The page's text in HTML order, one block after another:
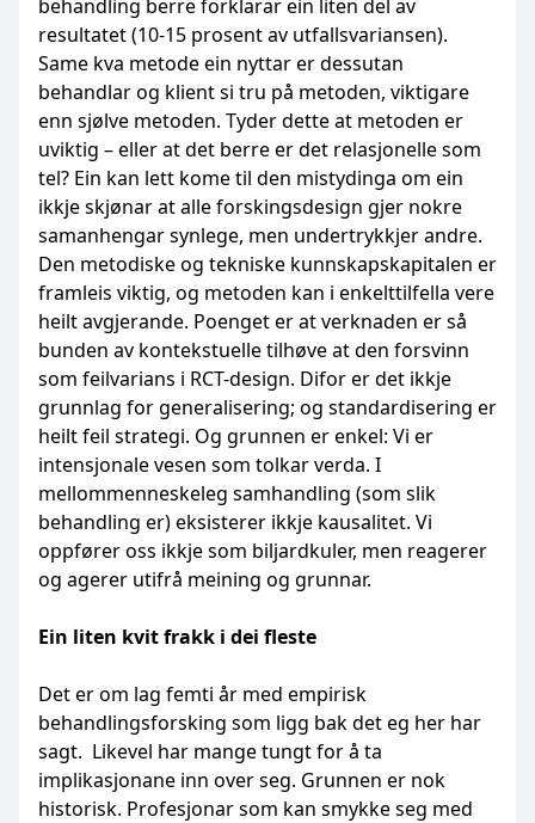
behandling berre forklarar ein liten del av
resultatet (10-15 prosent av utfallsvariansen).
Same kva metode ein nyttar er dessutan
behandlar og klient si tru på metoden, viktigare
enn sjølve metoden. Tyder dette at metoden er
uviktig – eller at det berre er det relasjonelle som
tel? Ein kan lett kome til den mistydinga om ein
ikkje skjønar at alle forskingsdesign gjer nokre
samanhengar synlege, men undertrykkjer andre.
Den metodiske og tekniske kunnskapskapitalen er
framleis viktig, og metoden kan i enkelttilfella vere
heilt avgjerande. Poenget er at verknaden er så
bunden av kontekstuelle tilhøve at den forsvinn
som feilvarians i RCT-design. Difor er det ikkje
grunnlag for generalisering; og standardisering er
heilt feil strategi. Og grunnen er enkel: Vi er
intensjonale vesen som tolkar verda. I
mellommenneskeleg samhandling (som slik
behandling er) eksisterer ikkje kausalitet. Vi
oppfører oss ikkje som biljardkuler, men reagerer
og agerer utifrå meining og grunnar.
Ein liten kvit frakk i dei fleste
Det er om lag femti år med empirisk
behandlingsforsking som ligg bak det eg her har
sagt. Likevel har mange tungt for å ta
implikasjonane inn over seg. Grunnen er nok
historisk. Profesjonar som kan smykke seg med